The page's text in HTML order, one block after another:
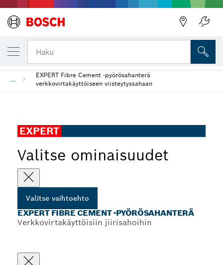
Haku
...
EXPERT Fibre Cement -pyörösahanterä
verkkovirtakäyttöiseen viisteytyssahaan
EXPERT
Valitse ominaisuudet
Valitse vaihtoehto
EXPERT FIBRE CEMENT -PYÖRÖSAHANTERÄ
Verkkovirtakäyttöisiin jiirisahoihin
VALITSEMASI VAIHTOEHTO
EXPERT Fibre Cement -pyörösahanterä